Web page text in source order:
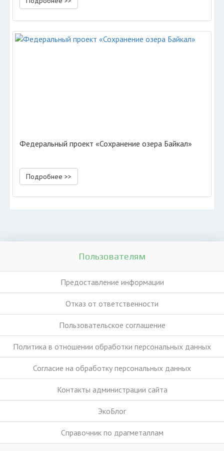
Федеральный проект «Сохранение озера Байкал»
Подробнее >>
Пользователям
Предоставление информации
Отказ от ответственности
Пользовательское соглашение
Политика в отношении обработки персональных данных
Согласие на обработку персональных данных
Контакты администрации сайта
ЭкоБлог
Справочник по драгметаллам